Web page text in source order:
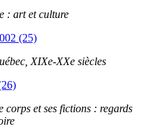
: art et culture
(25)
XIXe-XXe siècles
corps et ses fictions : regards